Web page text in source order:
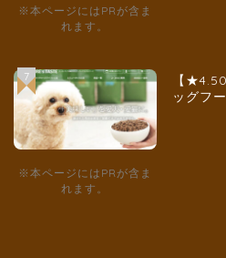
※本ページにはPRが含ま
れます。
※本ページにはPRが含ま
れます。
7
【
ッグフ